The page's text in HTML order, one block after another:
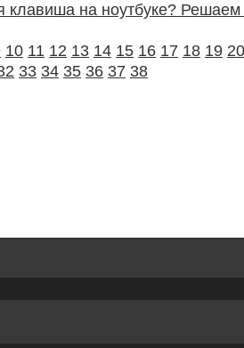
клавиша на ноутбуке? Решаем
10 11 12 13 14 15 16 17 18 19 20
33 34 35 36 37 38